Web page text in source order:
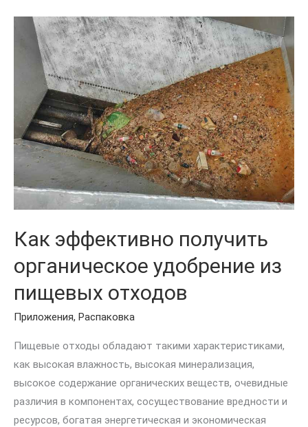
Как эффективно получить
органическое удобрение из
пищевых отходов
Приложения, Распаковка
Пищевые отходы обладают такими характеристиками,
как высокая влажность, высокая минерализация,
высокое содержание органических веществ, очевидные
различия в компонентах, сосуществование вредности и
ресурсов, богатая энергетическая и экономическая
эффективно
получить
органическое
удобрение
из
пищевых
отходов